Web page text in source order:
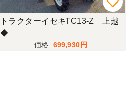
トラクターイセキTC13-Z 上越
◆
699,930